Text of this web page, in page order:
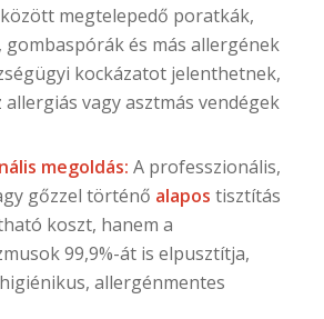
megtelepedő poratkák,
és más allergének
kockázatot jelenthetnek,
vagy asztmás vendégek
megoldás: A professzionális,
gőzzel történő alapos tisztítás
koszt, hanem a
99,9%-át is elpusztítja,
allergénmentes